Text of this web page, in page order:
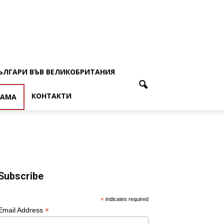
ВЪВ ВЕЛИКОБРИТАНИЯ
КОНТАКТИ
* indicates required
Address *